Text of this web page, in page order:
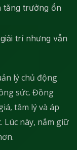
tăng trưởng ổn
trí nhưng vẫn
lý chủ động
sức. Đồng
tâm lý và áp
Lúc này, nắm giữ